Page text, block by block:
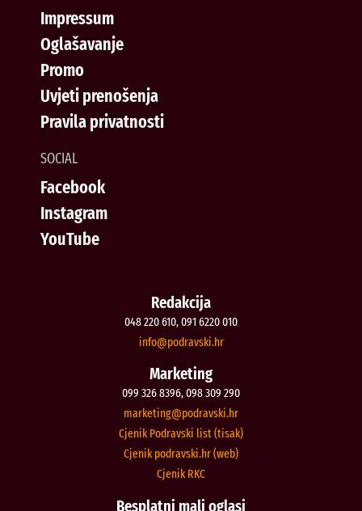
Impressum
Oglašavanje
Promo
Uvjeti prenošenja
Pravila privatnosti
SOCIAL
Facebook
Instagram
YouTube
Redakcija
048 220 610, 091 6220 010
rh.iksvardop
@ofni
Marketing
099 326 8396, 098 309 290
rh.iksvardop
@gnitekram
Cjenik Podravski list (tisak)
Cjenik podravski.hr (web)
Cjenik RKC
Besplatni mali oglasi